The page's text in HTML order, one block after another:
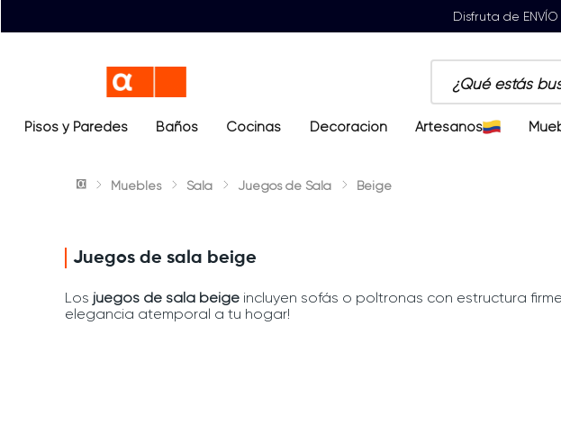
Disfruta de
¿Qué estás
Pisos y Paredes Baños Cocinas Decoración Artesanos
Muebles Sala Juegos de Sala Beige
Juegos de sala beige
Los juegos de sala beige incluyen sofás o poltronas con estructura
elegancia atemporal a tu hogar!
Términos más buscados
2 sanitario